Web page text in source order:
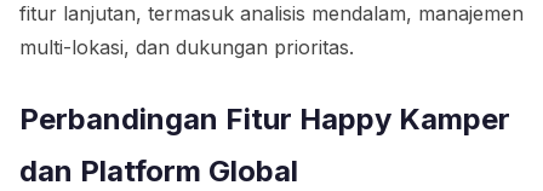
fitur lanjutan, termasuk analisis mendalam, manajemen
multi-lokasi, dan dukungan prioritas.
Perbandingan Fitur Happy Kamper
dan Platform Global